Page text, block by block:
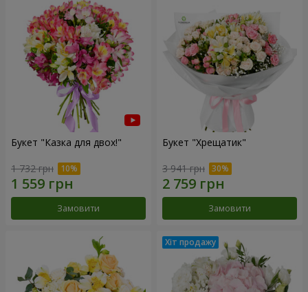
Букет "Казка для двох!"
1 732 грн
Замовити
Букет "Хрещатик"
3 941 грн
Замовити